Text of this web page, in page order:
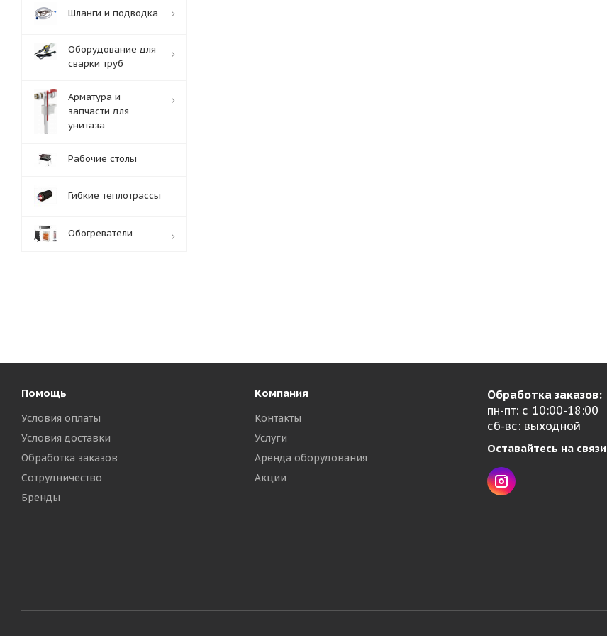
Шланги и подводка
Оборудование для
сварки труб
Арматура и
запчасти для
унитаза
Рабочие столы
Гибкие теплотрассы
Обогреватели
Помощь
Условия оплаты
Условия доставки
Обработка заказов
Сотрудничество
Бренды
Компания
Контакты
Услуги
Аренда оборудования
Акции
Обработка заказов:
пн-пт: с 10:00-18:00
сб-вс: выходной
Оставайтесь на связи